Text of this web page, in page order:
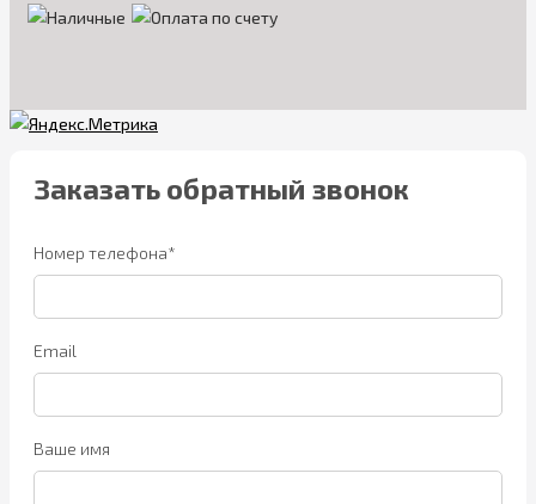
Заказать обратный звонок
Номер телефона*
Email
Ваше имя